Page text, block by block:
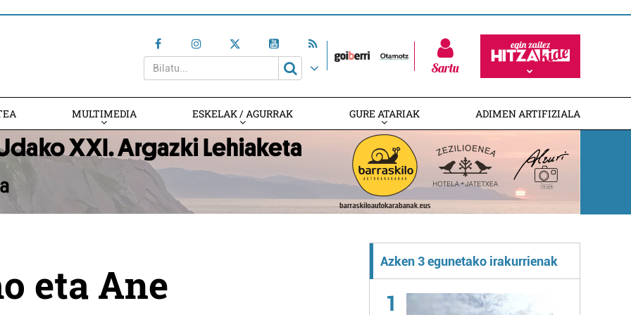
Sartu
MULTIMEDIA ESKELAK / AGURRAK GURE ATARIAK ADIMEN ARTIFIZIALA
eta Ane
Azken 3 egunetako irakurrienak
1